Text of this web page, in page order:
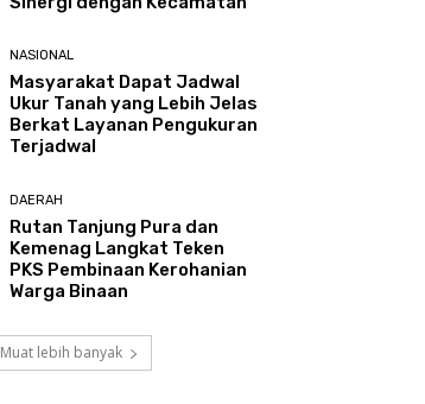
NASIONAL
Masyarakat Dapat Jadwal
Ukur Tanah yang Lebih Jelas
Berkat Layanan Pengukuran
Terjadwal
DAERAH
Rutan Tanjung Pura dan
Kemenag Langkat Teken
PKS Pembinaan Kerohanian
Warga Binaan
Muat lebih banyak